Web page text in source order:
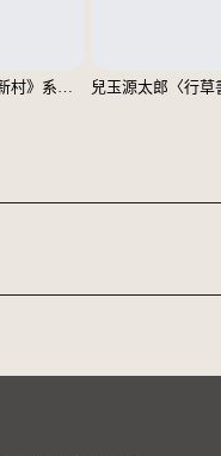
《我們在此相遇—復興新村》系列：〈殘響03〉